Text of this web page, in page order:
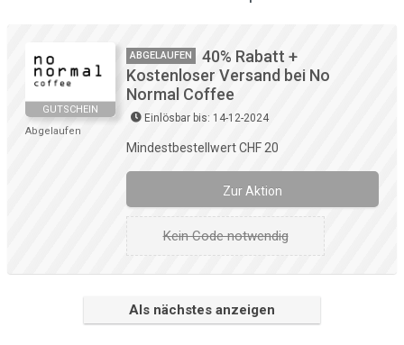
GUTSCHEIN
Abgelaufen
ABGELAUFEN
40% Rabatt +
Kostenloser Versand bei No
Normal Coffee
Einlösbar bis: 14-12-2024
Mindestbestellwert CHF 20
Zur Aktion
Kein Code notwendig
Als nächstes anzeigen